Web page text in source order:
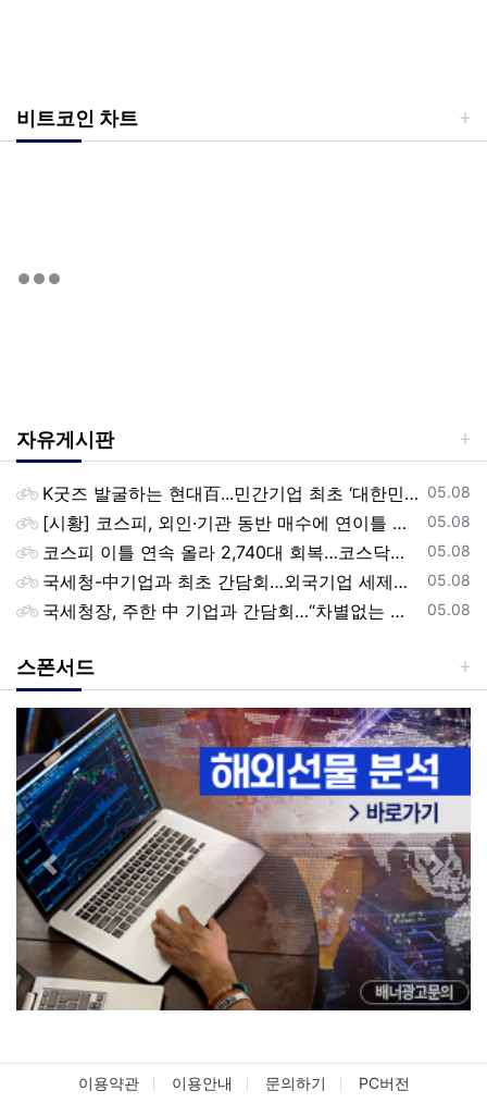
비트코인 차트
자유게시판
등록일
05.08
K굿즈 발굴하는 현대百...민간기업 최초 ‘대한민국 관광공모전’ 후원
등록일
05.08
[시황] 코스피, 외인·기관 동반 매수에 연이틀 상승…2745.05 마감
등록일
05.08
코스피 이틀 연속 올라 2,740대 회복…코스닥은 강보합(종합)
등록일
05.08
국세청-中기업과 최초 간담회…외국기업 세제혜택 등 논의
등록일
05.08
국세청장, 주한 中 기업과 간담회…“차별없는 공정과세 약속”
스폰서드
Previous Next
이용약관 이용안내 문의하기 PC버전